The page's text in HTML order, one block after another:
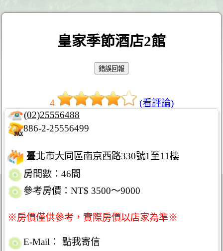
皇家季節酒店2館
4
(看評論)
(02)25556488
886-2-25556499
臺北市大同區南京西路330號1至11樓
房間數：46間
參考房價：NT$ 3500～9000
※房價僅供參考，實際房價以店家為準※
E-Mail：
點我寄信